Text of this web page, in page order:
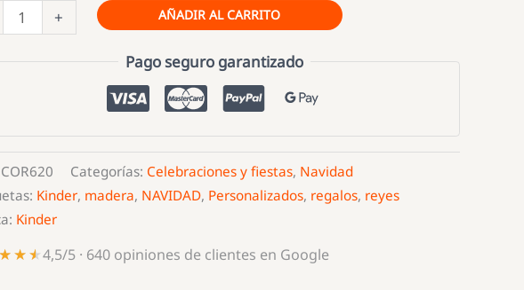
+ AÑADIR AL CARRITO
Pago seguro garantizado
COR620 Categorías: Celebraciones y fiestas, Navidad
Kinder, madera, NAVIDAD, Personalizados, regalos, reyes
Kinder
4,5/5 · 640 opiniones de clientes en Google